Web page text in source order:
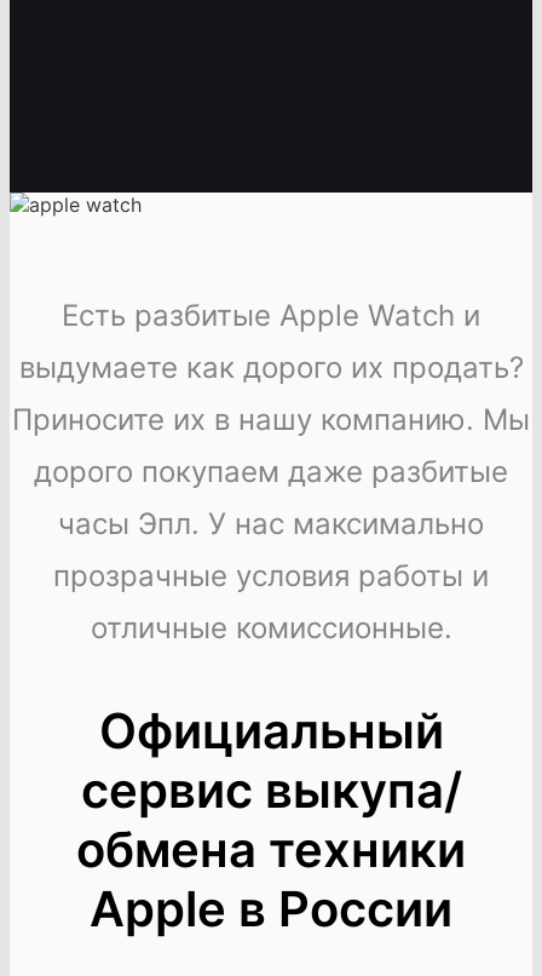
Есть разбитые Apple Watch и
выдумаете как дорого их продать?
Приносите их в нашу компанию. Мы
дорого покупаем даже разбитые
часы Эпл. У нас максимально
прозрачные условия работы и
отличные комиссионные.
Официальный
сервис выкупа/
обмена техники
Apple в России